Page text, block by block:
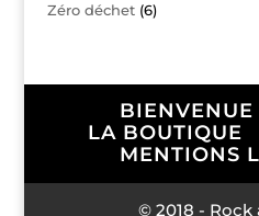
Zéro déchet(6)
BIENVENUE
LA BOUTIQUE
MENTIONS
© 2018 - Rock